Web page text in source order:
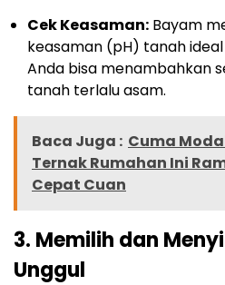
Cek Keasaman: Bayam
keasaman (pH) tanah
Anda bisa menambahkan
tanah terlalu asam.
Baca Juga : Cuma
Ternak Rumahan Ini
Cepat Cuan
3. Memilih dan
Unggul